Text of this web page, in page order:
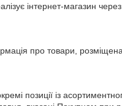
інтернет-магазин через
про товари,
позиції із